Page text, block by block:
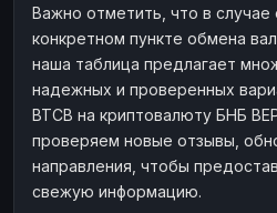
Важно отметить, что в случае
конкретном пункте обмена
наша таблица предлагает
надежных и проверенных
BTCB на криптовалюту БНБ
проверяем новые отзывы,
направления, чтобы
свежую информацию.